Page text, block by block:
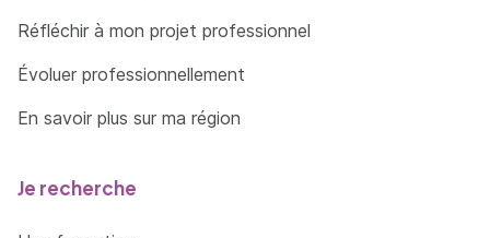
Réfléchir à mon projet professionnel
Évoluer professionnellement
En savoir plus sur ma région
Je recherche